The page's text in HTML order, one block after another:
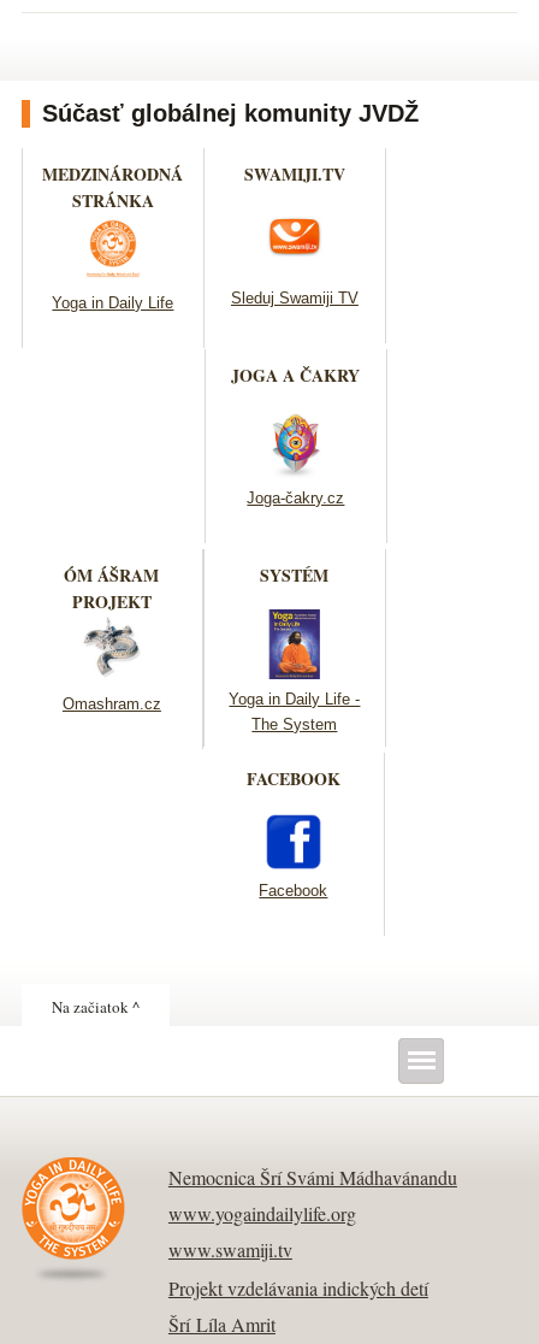
Súčasť globálnej komunity JVDŽ
MEDZINÁRODNÁ
STRÁNKA
Yoga in Daily Life
SWAMIJI.TV
Sleduj Swamiji TV
JOGA A ČAKRY
Joga-čakry.cz
ÓM ÁŠRAM
PROJEKT
Omashram.cz
SYSTÉM
Yoga in Daily Life -
The System
FACEBOOK
Facebook
Na začiatok ^
Nemocnica Šrí Svámi Mádhavánandu
www.yogaindailylife.org
www.swamiji.tv
Projekt vzdelávania indických detí
Šrí Líla Amrit